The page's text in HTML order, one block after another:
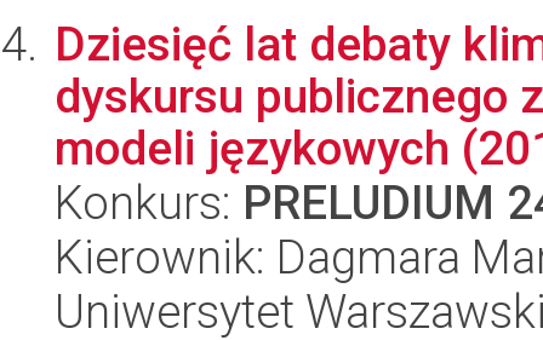
Dziesięć lat debaty
dyskursu publicznego
modeli językowych
Konkurs: PRELUDIUM
Kierownik: Dagmara
Uniwersytet